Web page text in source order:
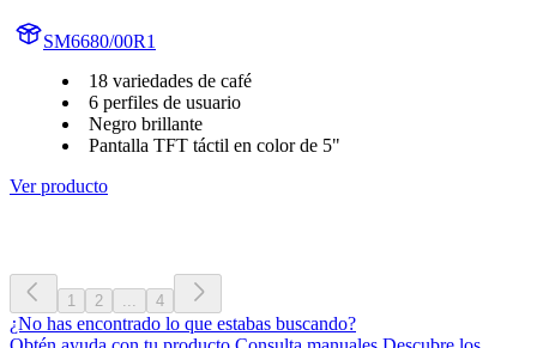
SM6680/00R1
18 variedades de café
6 perfiles de usuario
Negro brillante
Pantalla TFT táctil en color de 5"
Ver producto
1 2 4
¿No has encontrado lo que estabas buscando?